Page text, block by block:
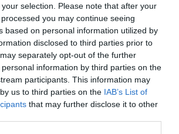
selection. Please note that after your
you may continue seeing
based on personal information utilized by
disclosed to third parties prior to
separately opt-out of the further
information by third parties on the
participants. This information may
us to third parties on the IAB’s List of
that may further disclose it to other
p/BaB0zuxlXAL/?taken-
- CONTINUE READING BELOW